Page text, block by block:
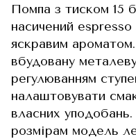
Помпа з тиском 15
насичений
яскравим
вбудовану
регулюванням
налаштовувати
власних
розмірам модель